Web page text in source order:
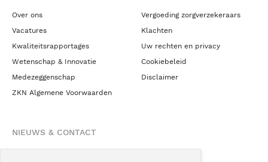
Over ons
Vacatures
Kwaliteitsrapportages
Wetenschap & Innovatie
Medezeggenschap
ZKN Algemene Voorwaarden
Vergoeding zorgverzekeraars
Klachten
Uw rechten en privacy
Cookiebeleid
Disclaimer
NIEUWS & CONTACT